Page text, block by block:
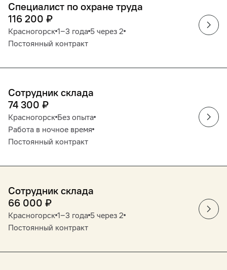
Специалист по охране труда
116 200 ₽
Красногорск 1‒3 года 5 через 2
Постоянный контракт
Сотрудник склада
74 300 ₽
Красногорск Без опыта
Работа в ночное время
Постоянный контракт
Сотрудник склада
66 000 ₽
Красногорск 1‒3 года 5 через 2
Постоянный контракт